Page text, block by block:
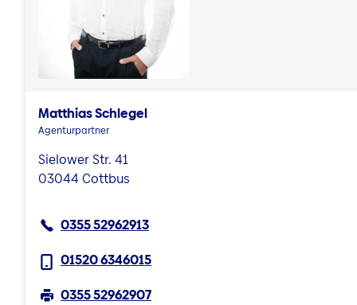
Matthias Schlegel
Agenturpartner
Sielower Str. 41
03044 Cottbus
0355 52962913
01520 6346015
0355 52962907